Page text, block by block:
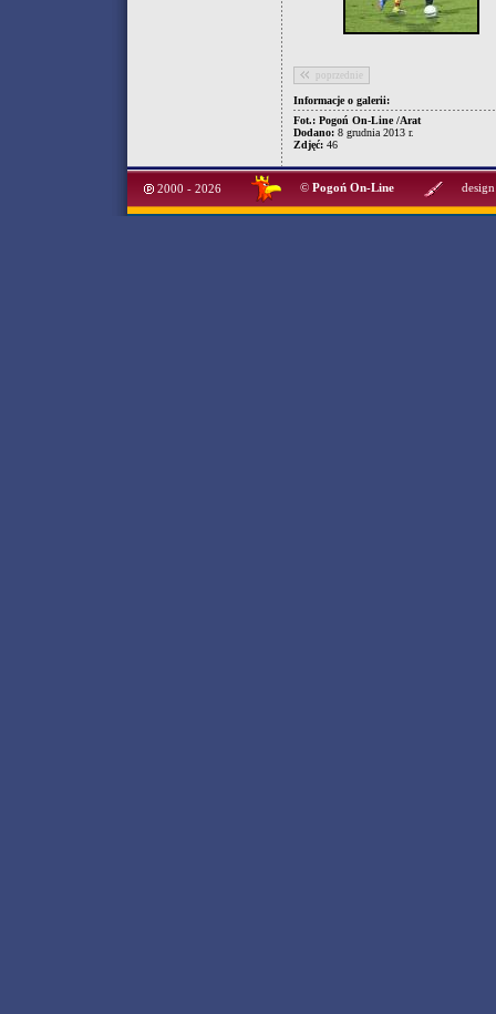
poprzednie
Informacje o galerii:
Fot.: Pogoń On-Line /Arat
Dodano: 8 grudnia 2013 r.
Zdjęć: 46
2000 - 2026 © Pogoń On-Line